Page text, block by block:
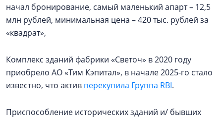
начал бронирование, самый маленький апарт – 12,5
млн рублей, минимальная цена – 420 тыс. рублей за
«квадрат»,
Комплекс зданий фабрики «Светоч» в 2020 году
приобрело АО «Тим Кэпитал», в начале 2025-го стало
известно, что актив перекупила Группа RBI.
Приспособление исторических зданий и/ бывших